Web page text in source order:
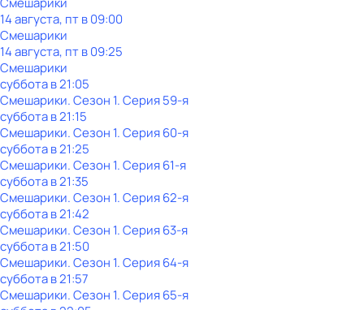
14 августа, пт в 09:00
Смешарики
14 августа, пт в 09:25
Смешарики
субботав21:05
Смешарики. Сезон 1. Серия 59-я
субботав21:15
Смешарики. Сезон 1. Серия 60-я
субботав21:25
Смешарики. Сезон 1. Серия 61-я
субботав21:35
Смешарики. Сезон 1. Серия 62-я
субботав21:42
Смешарики. Сезон 1. Серия 63-я
субботав21:50
Смешарики. Сезон 1. Серия 64-я
субботав21:57
Смешарики. Сезон 1. Серия 65-я